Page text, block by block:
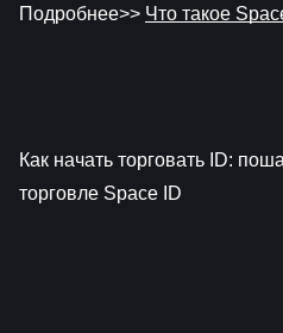
Подробнее>> Что такое
Как начать торговать ID:
торговле Space ID